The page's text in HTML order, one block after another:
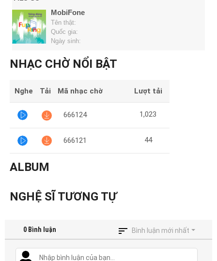
Khuyến
Mại
Hướng
Funring
Doanh
Nghiệp
MobiFone
Tên thật:
Quốc gia:
Ngày sinh:
NHẠC CHỜ NỔI BẬT
Nghe Tải Mã nhạc chờ Lượt tải
666124 1,023
666121 44
ALBUM
NGHỆ SĨ TƯƠNG TỰ
0 Bình luận Bình luận mới nhất